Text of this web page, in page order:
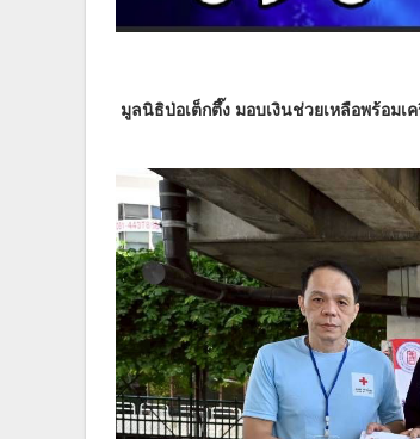
มูลนิธิป่อเต็กตึ๊ง มอบเงินช่วยเหลือพร้อม